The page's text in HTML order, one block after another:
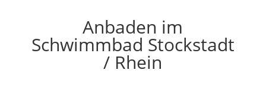
Anbaden im
Schwimmbad Stockstadt
/ Rhein